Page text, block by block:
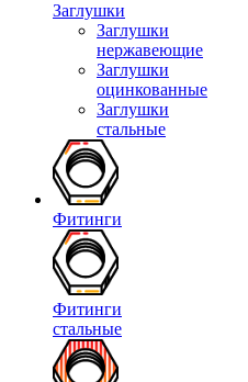
Заглушки
Заглушки
нержавеющие
Заглушки
оцинкованные
Заглушки
стальные
Фитинги
Фитинги
стальные